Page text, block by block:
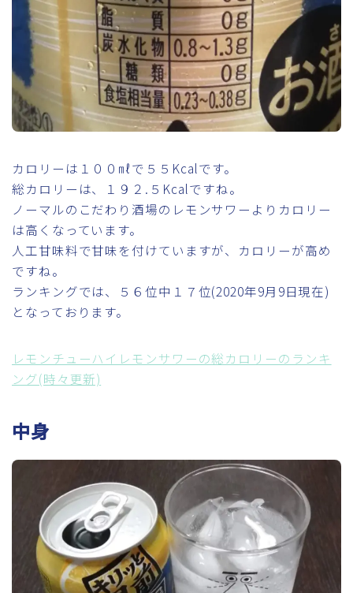
カロリーは１００㎖で５５Kcalです。
総カロリーは、１９２.５Kcalですね。
ノーマルのこだわり酒場のレモンサワーよりカロリー
は高くなっています。
人工甘味料で甘味を付けていますが、カロリーが高め
ですね。
ランキングでは、５６位中１７位(2020年9月9日現在)
となっております。
レモンチューハイレモンサワーの総カロリーのランキ
ング(時々更新)
中身